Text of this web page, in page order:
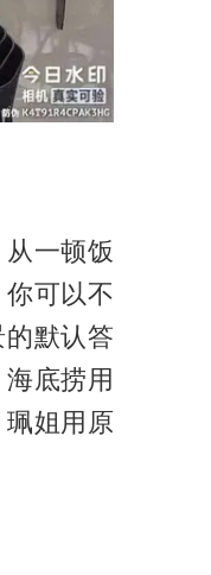
一顿饭
可以不
默认答
底捞用
姐用原